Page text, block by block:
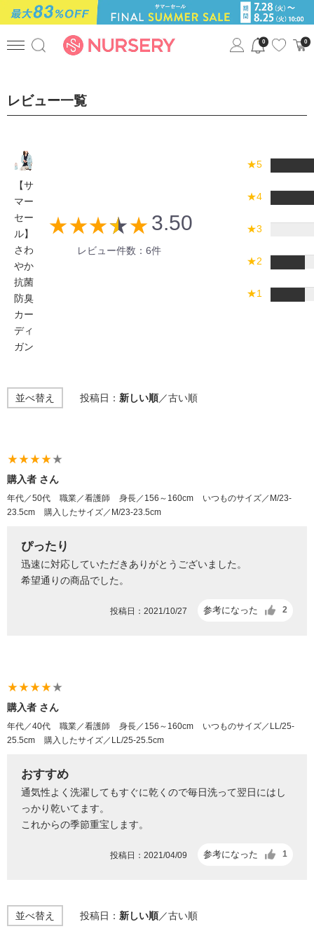
0 0
レビュー一覧
【サ
マー
セー
ル】
さわ
やか
抗菌
防臭
カー
ディ
ガン
star_ratestar_ratestar_ratestar_ratestar_rate 3.50
レビュー件数：6件
★5
★4
★3
★2
★1
並べ替え 投稿日： 新しい順／古い順
star_ratestar_ratestar_ratestar_ratestar_rate
購入者 さん
年代／50代 職業／看護師 身長／156～160cm
いつものサイズ／M/23-
23.5cm
購入したサイズ／M/23-23.5cm
ぴったり
迅速に対応していただきありがとうございました。
希望通りの商品でした。
参考になった 2
投稿日：2021/10/27
star_ratestar_ratestar_ratestar_ratestar_rate
購入者 さん
年代／40代 職業／看護師 身長／156～160cm
いつものサイズ／LL/25-
25.5cm
購入したサイズ／LL/25-25.5cm
おすすめ
通気性よく洗濯してもすぐに乾くので毎日洗って翌日にはし
っかり乾いてます。
これからの季節重宝します。
参考になった 1
投稿日：2021/04/09
並べ替え 投稿日： 新しい順／古い順